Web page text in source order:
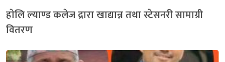
हाेलि ल्याण्ड कलेज द्रारा खाद्यान्न तथा स्टेसनरी सामाग्री
वितरण